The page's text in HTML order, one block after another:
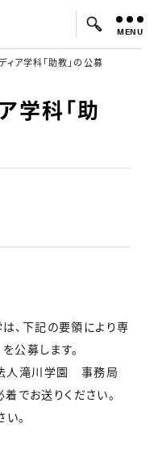
名古屋文理大
オープンキャンパス
MENU
ィア学科「助教」の公募
学科「助
、下記の要領により専
公募します。
人滝川学園 事務局
でお送りください。
。